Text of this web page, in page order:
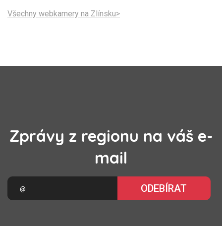
Všechny webkamery na Zlínsku>
Zprávy z regionu na váš e-
mail
ODEBÍRAT